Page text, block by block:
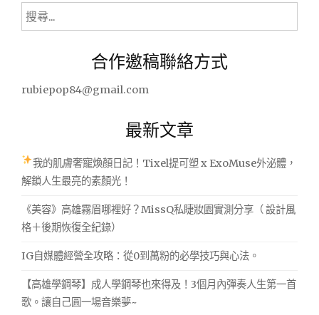
搜
尋
合作邀稿聯絡方式
rubiepop84@gmail.com
最新文章
我的肌膚奢寵煥顏日記！Tixel提可塑 x ExoMuse外泌體，
解鎖人生最亮的素顏光！
《美容》高雄霧眉哪裡好？MissQ私睫妝園實測分享（ 設計風
格＋後期恢復全紀錄）
IG自媒體經營全攻略：從0到萬粉的必學技巧與心法。
【高雄學鋼琴】成人學鋼琴也來得及！3個月內彈奏人生第一首
歌。讓自己圓一場音樂夢~